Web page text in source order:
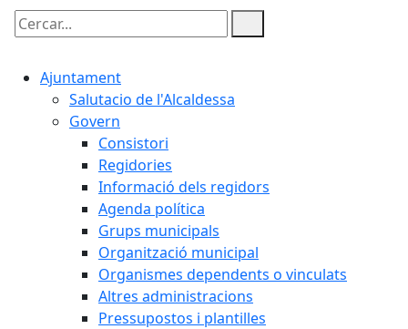
Cercar:
Ajuntament
Salutacio de l'Alcaldessa
Govern
Consistori
Regidories
Informació dels regidors
Agenda política
Grups municipals
Organització municipal
Organismes dependents o vinculats
Altres administracions
Pressupostos i plantilles